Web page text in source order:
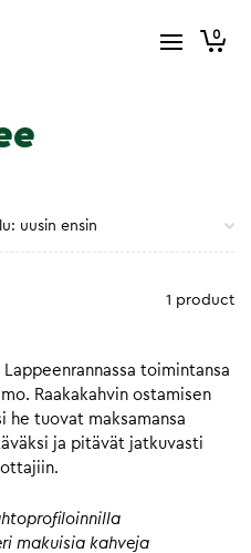
0
1 product
toimintansa
Raakakahvin ostamisen
he tuovat maksamansa
ja pitävät jatkuvasti
makuisia kahveja